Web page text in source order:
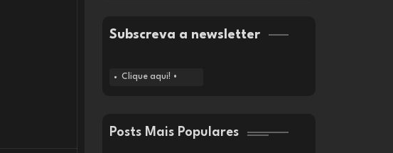
Subscreva a newsletter
Clique aqui! •
Posts Mais Populares